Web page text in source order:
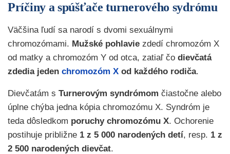
Príčiny a spúšťače turnerového sydrómu
Väčšina ľudí sa narodí s dvomi sexuálnymi
chromozómami. Mužské pohlavie zdedí chromozóm X
od matky a chromozóm Y od otca, zatiaľ čo dievčatá
zdedia jeden chromozóm X od každého rodiča.
Dievčatám s Turnerovým syndrómom čiastočne alebo
úplne chýba jedna kópia chromozómu X. Syndróm je
teda dôsledkom poruchy chromozómu X. Ochorenie
postihuje približne 1 z 5 000 narodených detí, resp. 1 z
2 500 narodených dievčat.